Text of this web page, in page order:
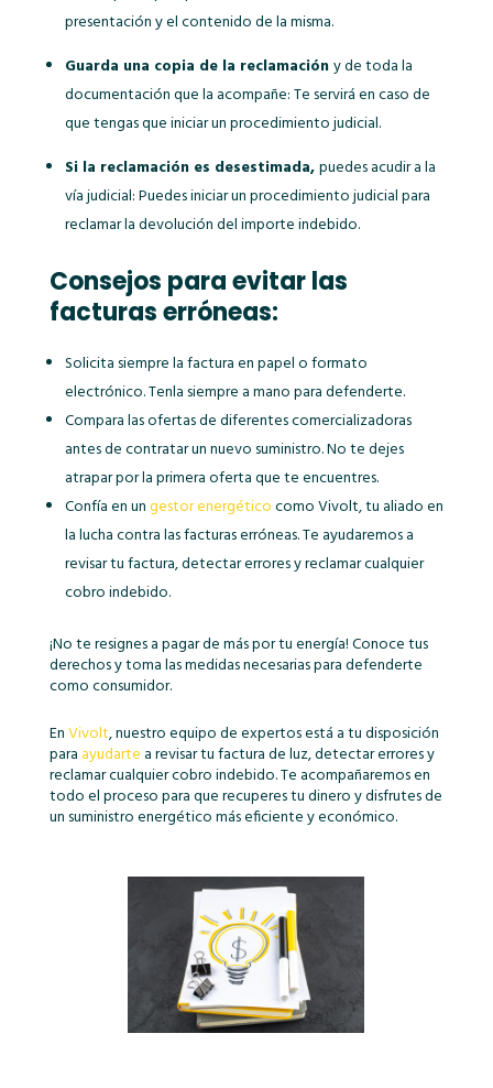
presentación y el contenido de la misma.
Guarda una copia de la reclamacióny de toda la
documentación que la acompañe: Te servirá en caso de
que tengas que iniciar un procedimiento judicial.
Si la reclamación es desestimada,puedes acudir a la
vía judicial: Puedes iniciar un procedimiento judicial para
reclamar la devolución del importe indebido.
Consejos para evitar las
facturas erróneas:
Solicita siempre la factura en papel o formato
electrónico. Tenla siempre a mano para defenderte.
Compara las ofertas de diferentes comercializadoras
antes de contratar un nuevo suministro. No te dejes
atrapar por la primera oferta que te encuentres.
Confía en ungestor energéticocomo Vivolt, tu aliado en
la lucha contra las facturas erróneas. Te ayudaremos a
revisar tu factura, detectar errores y reclamar cualquier
cobro indebido.
¡No te resignes a pagar de más por tu energía! Conoce tus
derechos y toma las medidas necesarias para defenderte
como consumidor.
EnVivolt, nuestro equipo de expertos está a tu disposición
para ayudarte a revisar tu factura de luz, detectar errores y
reclamar cualquier cobro indebido. Te acompañaremos en
todo el proceso para que recuperes tu dinero y disfrutes de
un suministro energético más eficiente y económico.